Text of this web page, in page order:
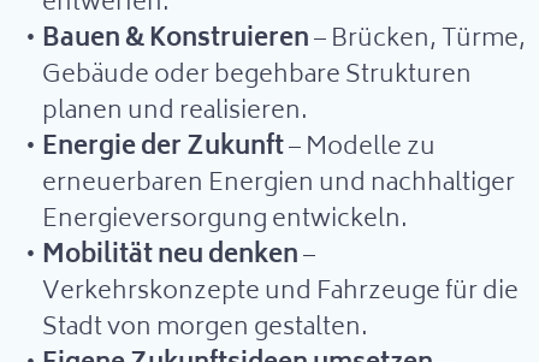
Bauen & Konstruieren– Brücken, Türme,
Gebäude oder begehbare Strukturen
planen und realisieren.
Energie der Zukunft– Modelle zu
erneuerbaren Energien und nachhaltiger
Energieversorgung entwickeln.
Mobilität neu denken–
Verkehrskonzepte und Fahrzeuge für die
Stadt von morgen gestalten.